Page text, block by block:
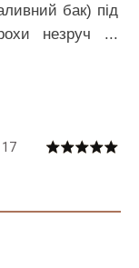
бак) під
незруч ...